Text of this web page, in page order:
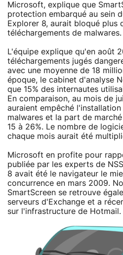
Microsoft, explique que
protection embarqué au sein
Explorer 8, aurait bloqué plus
téléchargements de malwares.
L'équipe explique qu'en août
téléchargements jugés
avec une moyenne de 18
époque, le cabinet d'analyse
que 15% des internautes
En comparaison, au mois de
auraient empêché
malwares et la part de
15 à 26%. Le nombre de
chaque mois aurait été
Microsoft en profite pour
publiée par les experts de
8 avait été le navigateur le
concurrence en mars 2009.
SmartScreen se retrouve
serveurs d'Exchange et a
sur l'infrastructure de Hotmail.